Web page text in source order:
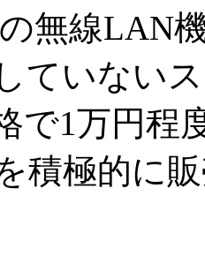
無線LAN
ていない
で1万円程
積極的に